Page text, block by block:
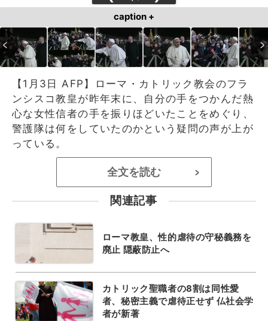
caption +
【1月3日 AFP】ローマ・カトリック教会のフラ
ンシスコ教皇が昨年末に、自分の手をつかんだ熱
心な女性信者の手を振りほどいたことをめぐり、
警護隊は何をしていたのかという疑問の声が上が
っている。
全文を読む >
関連記事
ローマ教皇、性的虐待の守秘義務を
廃止 隠蔽防止へ
カトリック聖職者の8割は同性愛
者、秘密主義で虐待正せず 仏社会学
者が新著